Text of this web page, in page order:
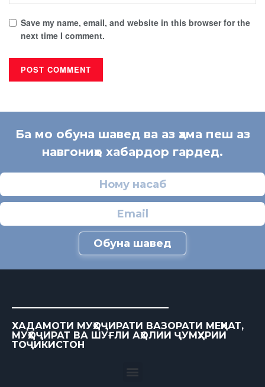
Save my name, email, and website in this browser for the
next time I comment.
Ба мо обуна шавед ва аз ҳама пеш аз
навгониҳо хабардор гардед.
Обуна шавед
ХАДАМОТИ МУҲОҶИРАТИ ВАЗОРАТИ МЕҲНАТ,
МУҲОҶИРАТ ВА ШУҒЛИ АҲОЛИИ ҶУМҲУРИИ
ТОҶИКИСТОН